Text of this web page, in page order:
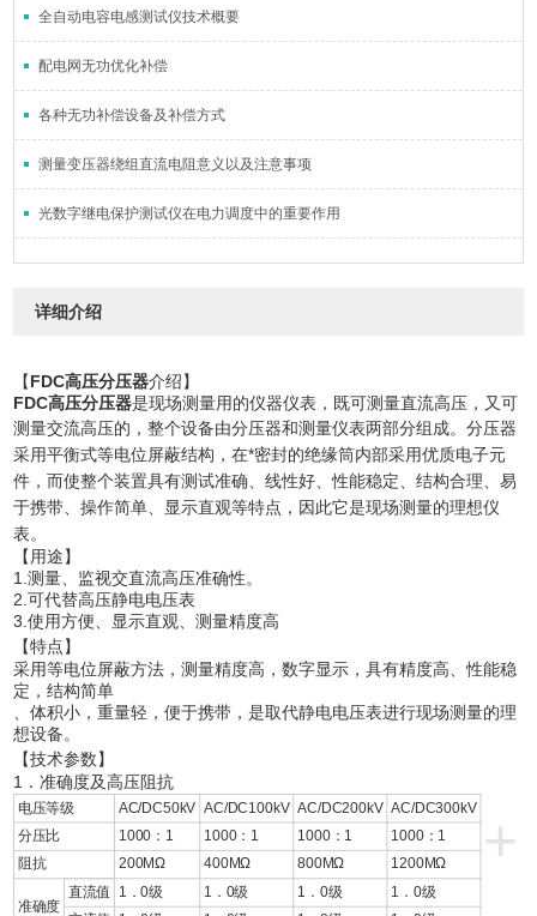
全自动电容电感测试仪技术概要
配电网无功优化补偿
各种无功补偿设备及补偿方式
测量变压器绕组直流电阻意义以及注意事项
光数字继电保护测试仪在电力调度中的重要作用
详细介绍
【FDC高压分压器介绍】
FDC高压分压器是现场测量用的仪器仪表，既可测量直流高压，又可
测量交流高压的，整个设备由分压器和测量仪表两部分组成。分压器
采用平衡式等电位屏蔽结构，在*密封的绝缘筒内部采用优质电子元
件，而使整个装置具有测试准确、线性好、性能稳定、结构合理、易
于携带、操作简单、显示直观等特点，因此它是现场测量的理想仪
表。
【 用途】
1.测量、监视交直流高压准确性。
2.可代替高压静电电压表
3.使用方便、显示直观、测量精度高
【特点】
采用等电位屏蔽方法，测量精度高，数字显示，具有精度高、性能稳
定，结构简单
、体积小，重量轻，便于携带，是取代静电电压表进行现场测量的理
想设备。
【技术参数】
1．准确度及高压阻抗
+
电压等级 AC/DC50kV AC/DC100kV AC/DC200kV AC/DC300kV
分压比 1000：1 1000：1 1000：1
1000：1
阻抗
200MΩ 400MΩ 800MΩ 1200MΩ
准确度
直流值 1．0级 1．0级 1．0级 1．0级